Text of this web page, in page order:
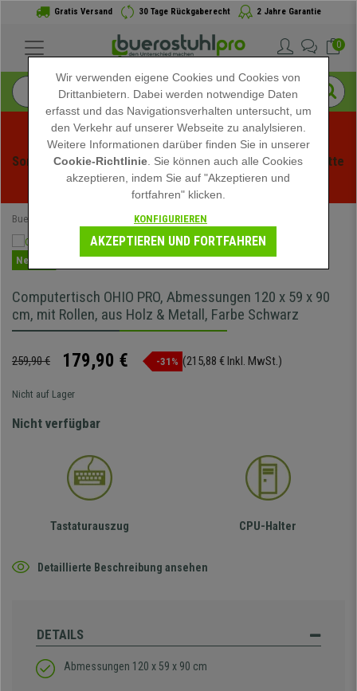
Gratis Versand 30 Tage Rückgaberecht 2 Jahre Garantie
0
Sommerschlussverauf bei buerstuhlpro! Exklusive Rabatte
für kurze Zeit - Aktion ansehen -
Buerostuhlpro Bürotische
Neuheit
Computertisch OHIO PRO, Abmessungen 120 x 59 x 90
cm, mit Rollen, aus Holz & Metall, Farbe Schwarz
259,90 € 179,90 € -31% (215,88 € Inkl. MwSt.)
Nicht auf Lager
Nicht verfügbar
Tastaturauszug CPU-Halter
Detaillierte Beschreibung ansehen
DETAILS
Abmessungen 120 x 59 x 90 cm
Wir verwenden eigene Cookies und Cookies von
Drittanbietern. Dabei werden notwendige Daten
erfasst und das Navigationsverhalten untersucht, um
den Verkehr auf unserer Webseite zu analylsieren.
Weitere Informationen darüber finden Sie in unserer
Cookie-Richtlinie . Sie können auch alle Cookies
akzeptieren, indem Sie auf "Akzeptieren und
fortfahren" klicken.
KONFIGURIEREN
AKZEPTIEREN UND FORTFAHREN